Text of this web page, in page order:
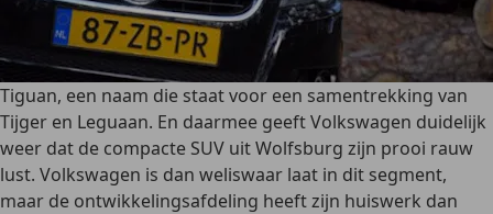
Tiguan, een naam die staat voor een samentrekking van
Tijger en Leguaan. En daarmee geeft Volkswagen duidelijk
weer dat de compacte SUV uit Wolfsburg zijn prooi rauw
lust. Volkswagen is dan weliswaar laat in dit segment,
maar de ontwikkelingsafdeling heeft zijn huiswerk dan